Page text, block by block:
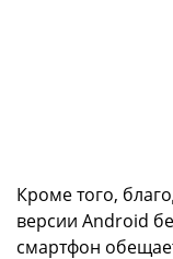
Кроме того,
версии Android
смартфон